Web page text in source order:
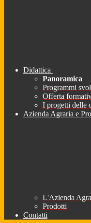
Didattica
Panoramica
Programmi
Offerta
I progetti delle
Azienda Agraria e
L'Azienda
Prodotti
Contatti